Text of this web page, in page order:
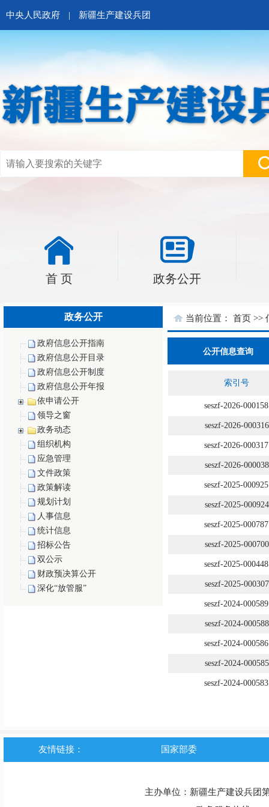
中央人民政府 | 新疆生产建设兵团
首 页 政务公开
政务公开
政府信息公开指南
政府信息公开目录
政府信息公开制度
政府信息公开年报
依申请公开
领导之窗
政务动态
组织机构
应急管理
文件政策
政策解读
规划计划
人事信息
统计信息
招标公告
双公示
财政预决算公开
深化“放管服”
友情链接： 国家部委
主办单位：新疆生产建设兵团